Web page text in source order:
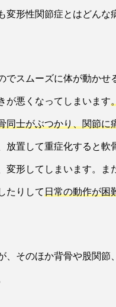
変形性関節症とはどんな
スムーズに体が動かせ
が悪くなってしまいます
同士がぶつかり、関節に
置して重症化すると軟
形してしまいます。ま
たりして 日常の動作が困
そのほか背骨や股関節